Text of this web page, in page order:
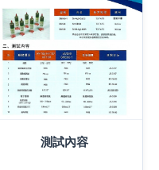
測試內容